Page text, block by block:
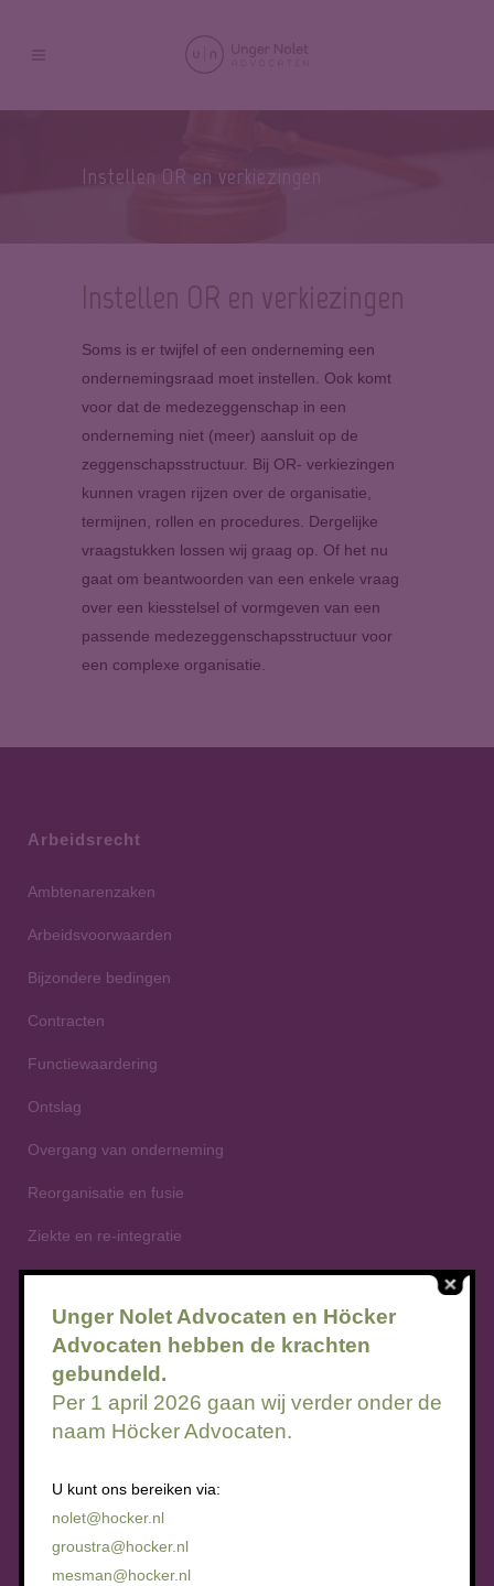
Instellen OR en verkiezingen
Instellen OR en verkiezingen
Soms is er twijfel of een onderneming een
ondernemingsraad moet instellen. Ook komt
voor dat de medezeggenschap in een
onderneming niet (meer) aansluit op de
zeggenschapsstructuur. Bij OR- verkiezingen
kunnen vragen rijzen over de organisatie,
termijnen, rollen en procedures. Dergelijke
vraagstukken lossen wij graag op. Of het nu
gaat om beantwoorden van een enkele vraag
over een kiesstelsel of vormgeven van een
passende medezeggenschapsstructuur voor
een complexe organisatie.
Arbeidsrecht
Ambtenarenzaken
Arbeidsvoorwaarden
Bijzondere bedingen
Contracten
Functiewaardering
Ontslag
Overgang van onderneming
Reorganisatie en fusie
Ziekte en re-integratie
Flexibele arbeidsrelaties
Algemeen verbindendverklaring (AVV) van cao’s
Ontslag op staande voet
Adviesrecht
Unger Nolet Advocaten en Höcker
Advocaten hebben de krachten
gebundeld.
Per 1 april 2026 gaan wij verder onder de
naam Höcker Advocaten.
U kunt ons bereiken via:
nolet@hocker.nl
groustra@hocker.nl
mesman@hocker.nl